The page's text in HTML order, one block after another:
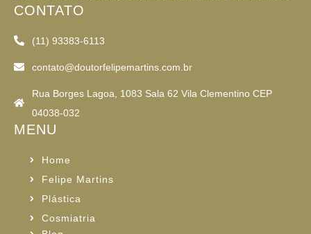
CONTATO
(11) 93383-6113
contato@doutorfelipemartins.com.br
Rua Borges Lagoa, 1083 Sala 62 Vila Clementino CEP
04038-032
MENU
Home
Felipe Martins
Plástica
Cosmiatria